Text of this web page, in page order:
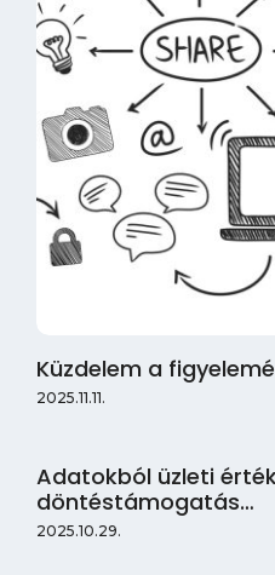
Küzdelem a
2025.11.11.
Adatokból üzleti
döntéstámogatás…
2025.10.29.